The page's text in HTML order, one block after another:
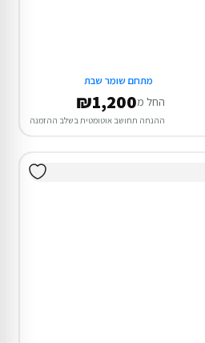
מתחם שומר שבת
החל מ₪1,200
ההנחה תחושב אוטומטית בשלב ההזמנה